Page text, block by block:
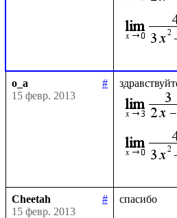
o_a
#
15 февр. 2013
Cheetah
#
15 февр. 2013